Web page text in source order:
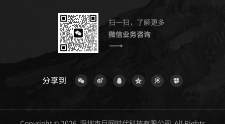
扫一扫，了解更多
微信业务咨询
分享到